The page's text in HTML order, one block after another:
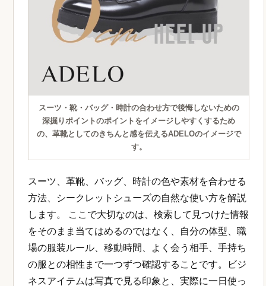
スーツ・靴・バッグ・時計の合わせ方で後悔しないための
深掘りポイントのポイントをイメージしやすくするため
の、革靴としてのきちんと感を伝えるADELOのイメージで
す。
スーツ、革靴、バッグ、時計の色や素材を合わせる
方法、シークレットシューズの自然な使い方を解説
します。 ここで大切なのは、検索して見つけた情報
をそのまま当てはめるのではなく、自分の体型、職
場の服装ルール、移動時間、よく会う相手、手持ち
の服との相性まで一つずつ確認することです。ビジ
ネスアイテムは写真で見る印象と、実際に一日使っ